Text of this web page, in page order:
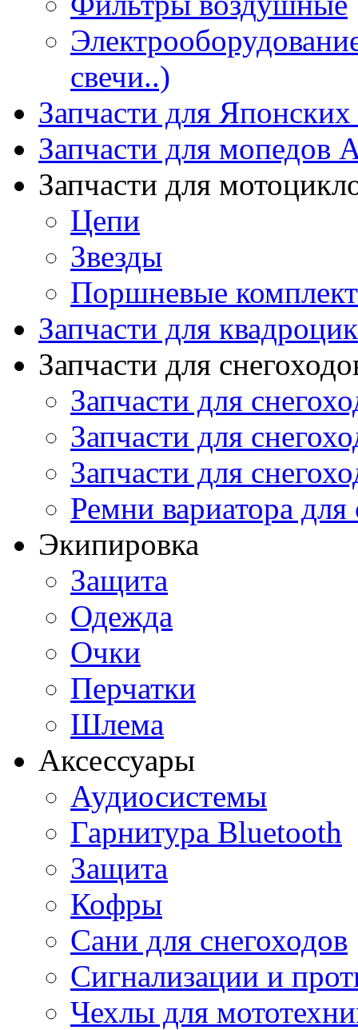
свечи..)
Запчасти для Японских
Запчасти для мопедов
Запчасти для
Цепи
Звезды
Поршневые
Запчасти для
Запчасти для
Запчасти для
Запчасти для
Запчасти для
Ремни вариатора для
Экипировка
Защита
Одежда
Очки
Перчатки
Шлема
Аксессуары
Аудиосистемы
Гарнитура Bluetooth
Защита
Кофры
Сани для снегоходов
Сигнализации и
Чехлы для